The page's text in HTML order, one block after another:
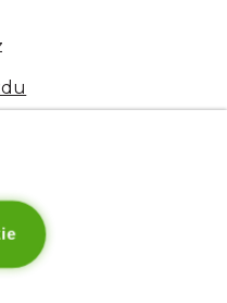
prawa zastrzeżone.
by